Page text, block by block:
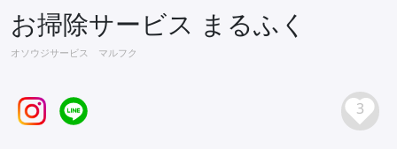
お掃除サービス まるふく
オソウジサービス マルフク
3